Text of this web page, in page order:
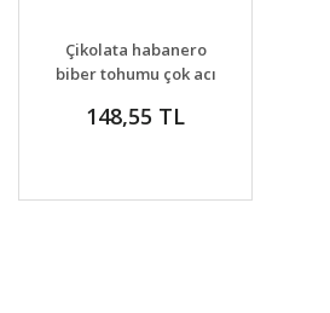
DETAYLAR SEPETE EKLE
Çikolata habanero
biber tohumu çok acı
capsicum chinense
148,55 TL